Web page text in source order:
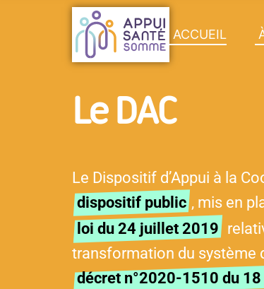
ACCUEIL
Le DAC
Le Dispositif d’Appui à la
dispositif public , mis en
loi du 24 juillet 2019
transformation du système
décret n°2020-1510 du